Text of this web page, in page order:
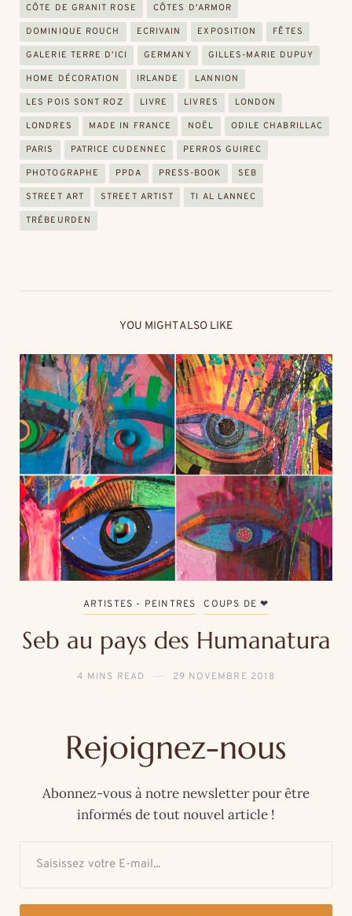
CÔTE DE GRANIT ROSE CÔTES D'ARMOR
DOMINIQUE ROUCH ECRIVAIN EXPOSITION FÊTES
GALERIE TERRE D'ICI GERMANY GILLES-MARIE DUPUY
HOME DÉCORATION IRLANDE LANNION
LES POIS SONT ROZ LIVRE LIVRES LONDON
LONDRES MADE IN FRANCE NOËL ODILE CHABRILLAC
PARIS PATRICE CUDENNEC PERROS GUIREC
PHOTOGRAPHE PPDA PRESS-BOOK SEB
STREET ART STREET ARTIST TI AL LANNEC
TRÉBEURDEN
YOU MIGHT ALSO LIKE
ARTISTES - PEINTRES COUPS DE ❤
Seb au pays des Humanatura
4 MINS READ 29 NOVEMBRE 2018
Rejoignez-nous
Abonnez-vous à notre newsletter pour être
informés de tout nouvel article !